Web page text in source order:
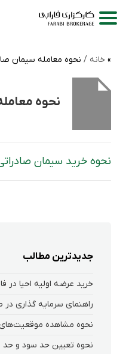
خانه / نحوه معامله سیمان
نحوه
نحوه خرید سیمان
جدیدترین مطالب
خرید عرضه اولیه احیا در
راهنمای سرمایه گذاری